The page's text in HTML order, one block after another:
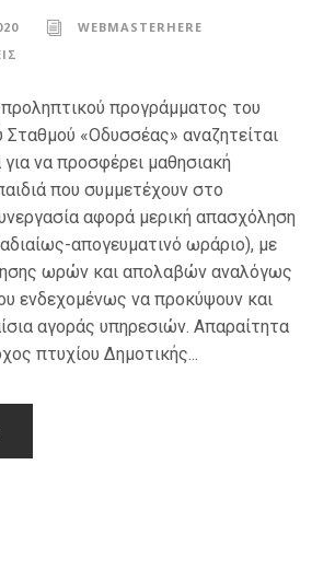
WEBMASTERHERE
προληπτικού προγράμματος του
Σταθμού «Οδυσσέας» αναζητείται
να προσφέρει μαθησιακή
που συμμετέχουν στο
αφορά μερική απασχόληση
απογευματινό ωράριο), με
ωρών και απολαβών αναλόγως
ενδεχομένως να προκύψουν και
αγοράς υπηρεσιών. Απαραίτητα
πτυχίου Δημοτικής...